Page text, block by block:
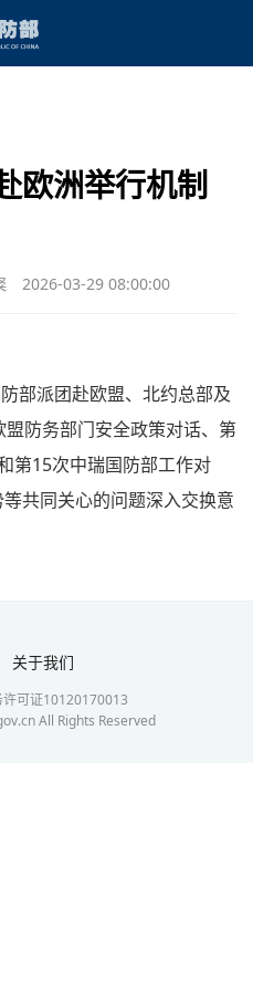
欧洲举行机制
2026-03-29 08:00:00
部派团赴欧盟、北约总部及
防务部门安全政策对话、第
第15次中瑞国防部工作对
共同关心的问题深入交换意
关于我们
可证10120170013
All Rights Reserved